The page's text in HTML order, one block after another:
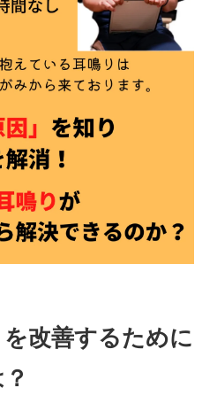
改善するために